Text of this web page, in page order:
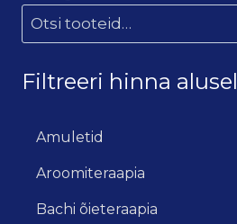
Filtreeri hinna alusel
Amuletid
Aroomiteraapia
Bachi õieteraapia